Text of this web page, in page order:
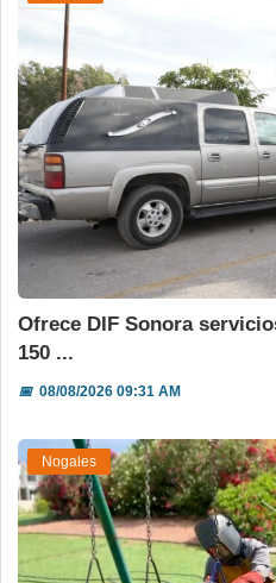
Ofrece DIF Sonora
150 ...
📅08/08/2026 09:31 AM
Nogales